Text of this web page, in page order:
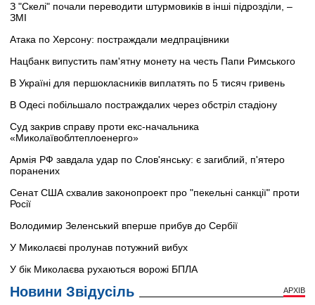
З "Скелі" почали переводити штурмовиків в інші підрозділи, –
ЗМІ
Атака по Херсону: постраждали медпрацівники
Нацбанк випустить пам'ятну монету на честь Папи Римського
В Україні для першокласників виплатять по 5 тисяч гривень
В Одесі побільшало постраждалих через обстріл стадіону
Суд закрив справу проти екс-начальника
«Миколаївоблтеплоенерго»
Армія РФ завдала удар по Слов'янську: є загиблий, п'ятеро
поранених
Сенат США схвалив законопроект про "пекельні санкції" проти
Росії
Володимир Зеленський вперше прибув до Сербії
У Миколаєві пролунав потужний вибух
У бік Миколаєва рухаються ворожі БПЛА
Новини Звідусіль АРХІВ